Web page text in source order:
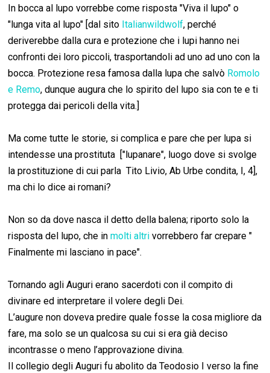
In bocca al lupo vorrebbe come risposta "Viva il lupo" o
"lunga vita al lupo" [dal sito Italianwildwolf, perché
deriverebbe dalla cura e protezione che i lupi hanno nei
confronti dei loro piccoli, trasportandoli ad uno ad uno con la
bocca. Protezione resa famosa dalla lupa che salvò Romolo
e Remo, dunque augura che lo spirito del lupo sia con te e ti
protegga dai pericoli della vita.]
Ma come tutte le storie, si complica e pare che per lupa si
intendesse una prostituta ["lupanare", luogo dove si svolge
la prostituzione di cui parla Tito Livio, Ab Urbe condita, I, 4],
ma chi lo dice ai romani?
Non so da dove nasca il detto della balena; riporto solo la
risposta del lupo, che inmolti altrivorrebbero far crepare "
Finalmente mi lasciano in pace".
Tornando agli Auguri erano sacerdoti con il compito di
divinare ed interpretare il volere degli Dei.
L’augure non doveva predire quale fosse la cosa migliore da
fare, ma solo se un qualcosa su cui si era già deciso
incontrasse o meno l’approvazione divina.
Il collegio degli Auguri fu abolito da Teodosio I verso la fine